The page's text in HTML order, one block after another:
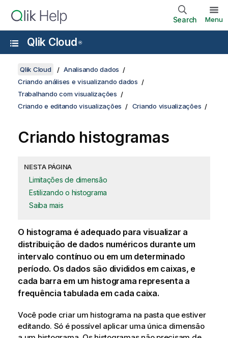
Search Menu
Qlik Cloud ®
Qlik Cloud
Analisando dados
Criando análises e visualizando dados
Trabalhando com visualizações
Criando e editando visualizações
Criando visualizações
Criando histogramas
NESTA PÁGINA
Limitações de dimensão
Estilizando o histograma
Saiba mais
O histograma é adequado para visualizar a
distribuição de dados numéricos durante um
intervalo contínuo ou em um determinado
período. Os dados são divididos em caixas, e
cada barra em um histograma representa a
frequência tabulada em cada caixa.
Você pode criar um histograma na pasta que estiver
editando. Só é possível aplicar uma única dimensão